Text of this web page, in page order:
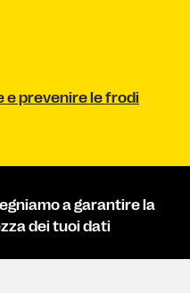
e prevenire le frodi
a garantire la
dei tuoi dati